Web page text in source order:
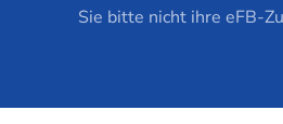
Sie bitte nicht ihre eFB-